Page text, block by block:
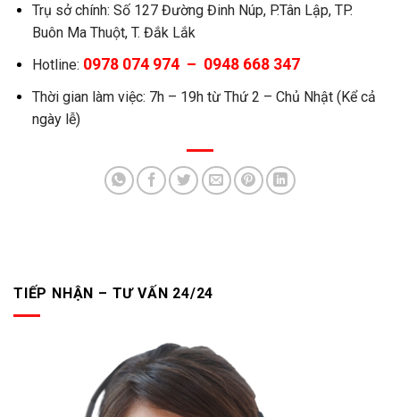
TIẾP NHẬN – TƯ VẤN 24/24
Trụ sở chính: Số 127 Đường Đinh Núp, P.Tân Lập, TP.
Buôn Ma Thuột, T. Đắk Lắk
Hotline: 0978 074 974 – 0948 668 347
Thời gian làm việc: 7h – 19h từ Thứ 2 – Chủ Nhật (Kể cả
ngày lễ)